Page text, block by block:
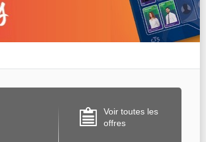
Voir toutes les
offres